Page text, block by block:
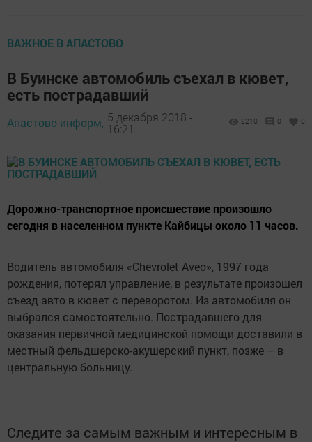
ВАЖНОЕ В АПАСТОВО
В Буинске автомобиль съехал в кювет,
есть пострадавший
Апастово-информ, 5 декабря 2018 -
16:21
2210 0 0
Дорожно-транспортное происшествие произошло
сегодня в населенном пункте Кайбицы около 11 часов.
Водитель автомобиля «Chevrolet Aveo», 1997 года
рождения, потерял управление, в результате произошел
съезд авто в кювет с переворотом. Из автомобиля он
выбрался самостоятельно. Пострадавшего для
оказания первичной медицинской помощи доставили в
местный фельдшерско-акушерский пункт, позже – в
центральную больницу.
Следите за самым важным и интересным в